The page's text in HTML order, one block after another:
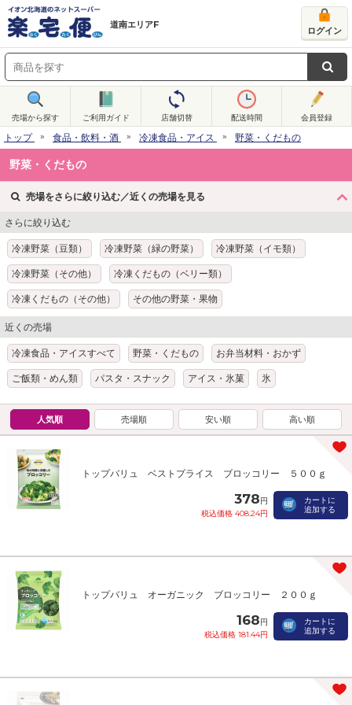
道南エリアF
ログイン
売場から探す ご利用ガイド 店舗切替 配送時間 会員登録
トップ 食品・飲料・酒 冷凍食品・アイス 野菜・くだもの
野菜・くだもの
売場をさらに絞り込む／近くの売場を見る
さらに絞り込む
冷凍野菜（豆類） 冷凍野菜（緑の野菜） 冷凍野菜（イモ類）
冷凍野菜（その他） 冷凍くだもの（ベリー類）
冷凍くだもの（その他） その他の野菜・果物
近くの売場
冷凍食品・アイスすべて 野菜・くだもの お弁当材料・おかず
ご飯類・めん類 パスタ・スナック アイス・氷菓 氷
人気順 売場順 安い順 高い順
トップバリュ ベストプライス ブロッコリー ５００ｇ
378円
税込価格 408.24円
カートに
追加する
トップバリュ オーガニック ブロッコリー ２００ｇ
168円
税込価格 181.44円
カートに
追加する